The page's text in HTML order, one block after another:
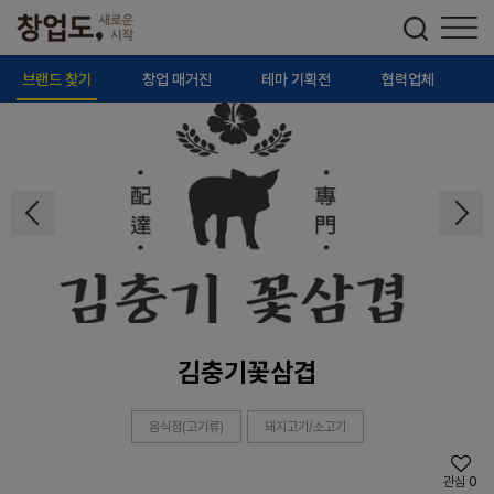
브랜드 찾기 창업 매거진 테마 기획전 협력업체
김충기꽃삼겹
음식점(고기류) 돼지고기/소고기
관심 0